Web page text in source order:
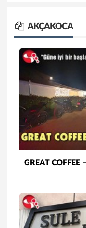
AKÇAKOCA
GREAT COFFEE